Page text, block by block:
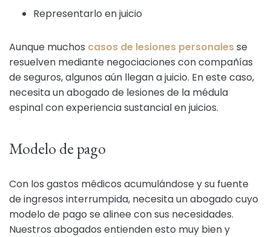
Representarlo en juicio
Aunque muchos casos de lesiones personalesse
resuelven mediante negociaciones con compañías
de seguros, algunos aún llegan a juicio. En este caso,
necesita un abogado de lesiones de la médula
espinal con experiencia sustancial en juicios.
Modelo de pago
Con los gastos médicos acumulándose y su fuente
de ingresos interrumpida, necesita un abogado cuyo
modelo de pago se alinee con sus necesidades.
Nuestros abogados entienden esto muy bien y